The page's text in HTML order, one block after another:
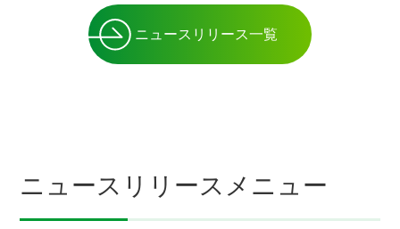
ニュースリリース一覧
ニュースリリースメニュー